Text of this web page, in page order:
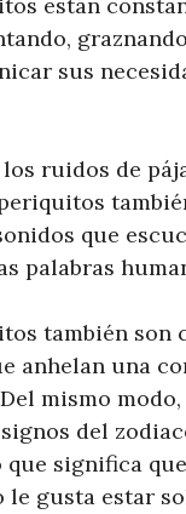
sus
los ruidos de
que
palabras
también son
anhelan una
mismo
del
que significa
le gusta estar